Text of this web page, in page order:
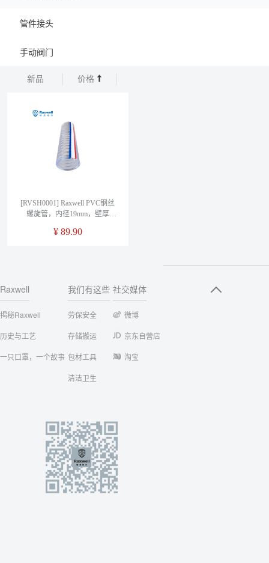
管件接头
手动阀门
新品 价格
[RVSH0001] Raxwell PVC钢丝
螺旋管，内径19mm，壁厚
米/卷
¥ 89.90
Raxwell
揭秘Raxwell
历史与工艺
一只口罩，一个故事
我们有这些
劳保安全
存储搬运
包材工具
清洁卫生
社交媒体
微博
京东自营店
淘宝